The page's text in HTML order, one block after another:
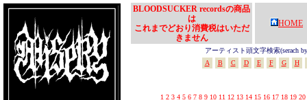
BLOODSUCKER recordsの商品
は
これまでどおり消費税はいただ
きません
HOME
アーティスト頭文字検索(serach
A
B C D E F G H
1 2 3 4 5 6 7 8 9 10 11 12 13 14 15 16 17 18 19 20